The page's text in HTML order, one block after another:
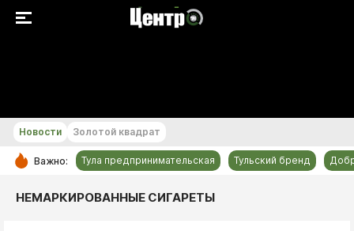
РУБРИКИ
Новости Золотой квадрат
Важно: Тула предпринимательская Тульский бренд
НЕМАРКИРОВАННЫЕ СИГАРЕТЫ